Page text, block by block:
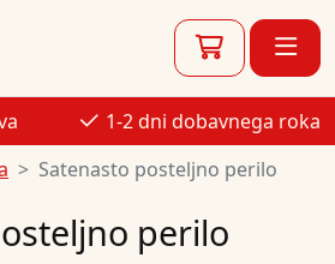
1-2 dni dobavnega roka
Satenasto posteljno perilo
perilo